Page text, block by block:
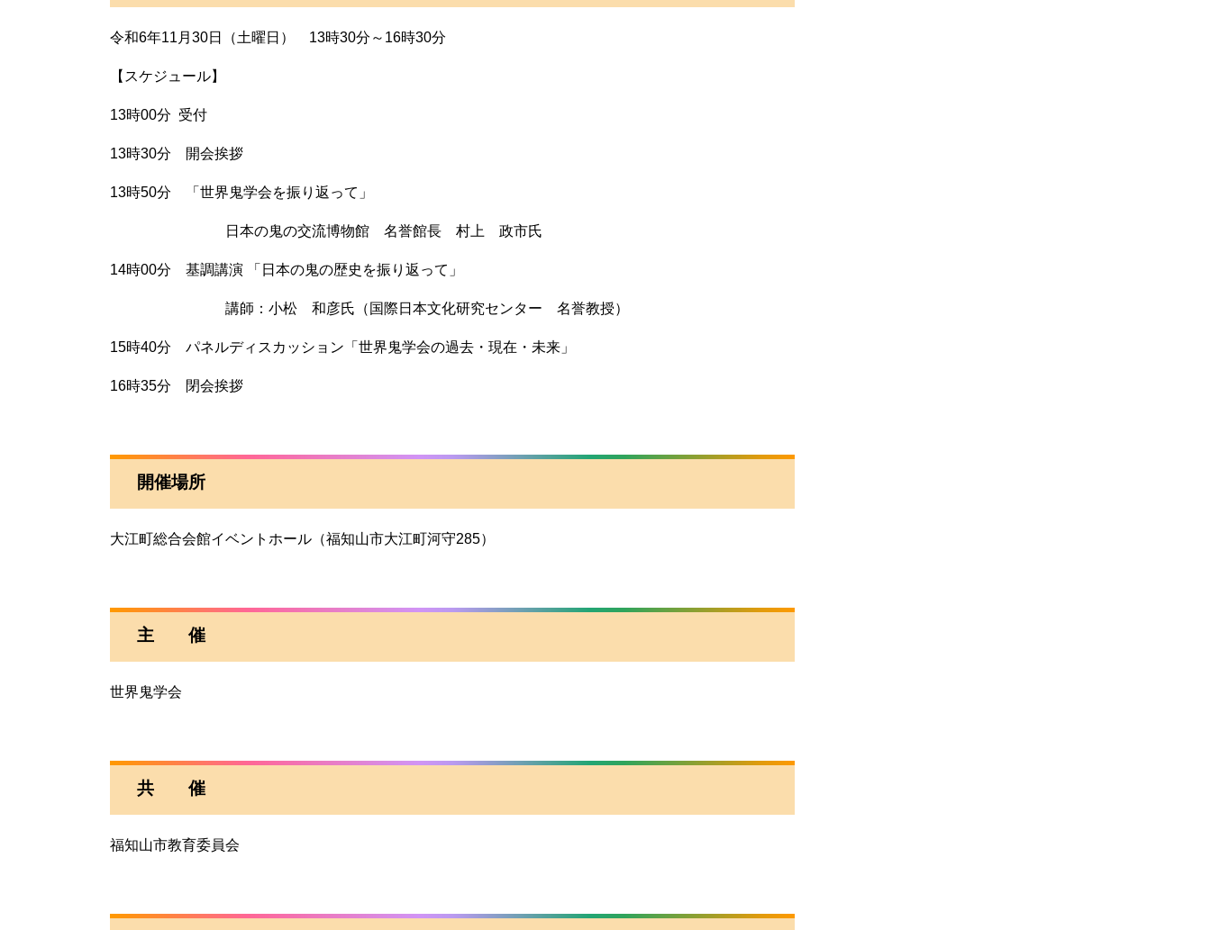
令和6年11月30日（土曜日） 13時30分～16時30分
【スケジュール】
13時00分 受付
13時30分 開会挨拶
13時50分 「世界鬼学会を振り返って」
日本の鬼の交流博物館 名誉館長 村上 政市氏
14時00分 基調講演 「日本の鬼の歴史を振り返って」
講師：小松 和彦氏（国際日本文化研究センター 名誉教授）
15時40分 パネルディスカッション「世界鬼学会の過去・現在・未来」
16時35分 閉会挨拶
開催場所
大江町総合会館イベントホール（福知山市大江町河守285）
主 催
世界鬼学会
共 催
福知山市教育委員会